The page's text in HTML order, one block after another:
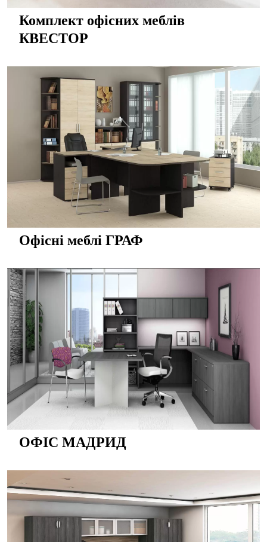
Комплект офісних меблів
КВЕСТОР
Офісні меблі ГРАФ
ОФІС МАДРИД